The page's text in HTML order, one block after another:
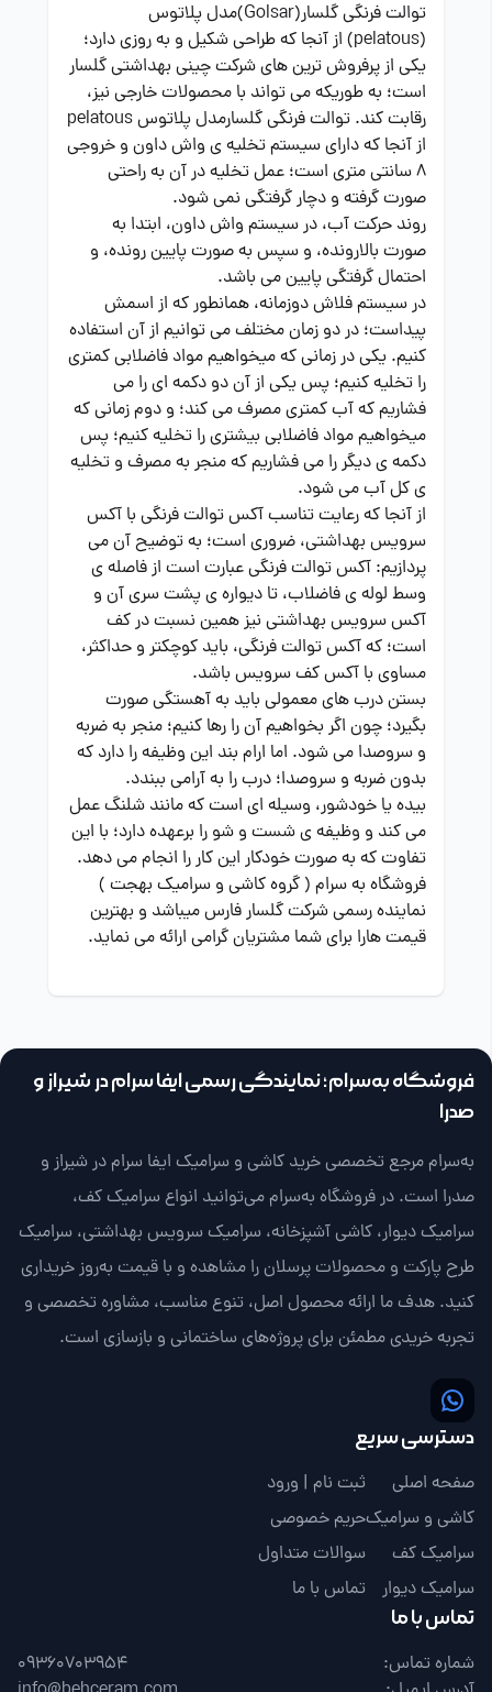
توالت فرنگی گلسار(Golsar)مدل پلاتوس
(pelatous) از آنجا که طراحی شکیل و به روزی دارد؛
یکی از پرفروش ترین های شرکت چینی بهداشتی گلسار
است؛ به طوریکه می تواند با محصولات خارجی نیز،
رقابت کند. توالت فرنگی گلسارمدل پلاتوس pelatous
از آنجا که دارای سیستم تخلیه ی واش داون و خروجی
8 سانتی متری است؛ عمل تخلیه در آن به راحتی
صورت گرفته و دچار گرفتگی نمی شود.
روند حرکت آب، در سیستم واش داون، ابتدا به
صورت بالارونده، و سپس به صورت پایین رونده، و
احتمال گرفتگی پایین می باشد.
در سیستم فلاش دوزمانه، همانطور که از اسمش
پیداست؛ در دو زمان مختلف می توانیم از آن استفاده
کنیم. یکی در زمانی که میخواهیم مواد فاضلابی کمتری
را تخلیه کنیم؛ پس یکی از آن دو دکمه ای را می
فشاریم که آب کمتری مصرف می کند؛ و دوم زمانی که
میخواهیم مواد فاضلابی بیشتری را تخلیه کنیم؛ پس
دکمه ی دیگر را می فشاریم که منجر به مصرف و تخلیه
ی کل آب می شود.
از آنجا که رعایت تناسب آکس توالت فرنگی با آکس
سرویس بهداشتی، ضروری است؛ به توضیح آن می
پردازیم: آکس توالت فرنگی عبارت است از فاصله ی
وسط لوله ی فاضلاب، تا دیواره ی پشت سری آن و
آکس سرویس بهداشتی نیز همین نسبت در کف
است؛ که آکس توالت فرنگی، باید کوچکتر و حداکثر،
مساوی با آکس کف سرویس باشد.
بستن درب های معمولی باید به آهستگی صورت
بگیرد؛ چون اگر بخواهیم آن را رها کنیم؛ منجر به ضربه
و سروصدا می شود. اما ارام بند این وظیفه را دارد که
بدون ضربه و سروصدا؛ درب را به آرامی ببندد.
بیده یا خودشور، وسیله ای است که مانند شلنگ عمل
می کند و وظیفه ی شست و شو را برعهده دارد؛ با این
تفاوت که به صورت خودکار این کار را انجام می دهد.
فروشگاه به سرام ( گروه کاشی و سرامیک بهجت )
نماینده رسمی شرکت گلسار فارس میباشد و بهترین
قیمت هارا برای شما مشتریان گرامی ارائه می نماید.
فروشگاه به‌سرام؛ نمایندگی رسمی ایفا سرام در شیراز و
صدرا
به‌سرام مرجع تخصصی خرید کاشی و سرامیک ایفا سرام در شیراز و
صدرا است. در فروشگاه به‌سرام می‌توانید انواع سرامیک کف،
سرامیک دیوار، کاشی آشپزخانه، سرامیک سرویس بهداشتی، سرامیک
طرح پارکت و محصولات پرسلان را مشاهده و با قیمت به‌روز خریداری
کنید. هدف ما ارائه محصول اصل، تنوع مناسب، مشاوره تخصصی و
تجربه خریدی مطمئن برای پروژه‌های ساختمانی و بازسازی است.
دسترسی سریع
صفحه اصلی
کاشی و سرامیک
سرامیک کف
سرامیک دیوار
ثبت نام | ورود
حریم خصوصی
سوالات متداول
تماس با ما
تماس با ما
شماره تماس:
09360703954